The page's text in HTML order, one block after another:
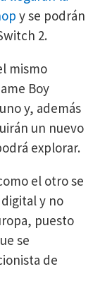
y se podrán
2.
mismo
Boy
y, además
un nuevo
explorar.
el otro se
y no
puesto
se
de